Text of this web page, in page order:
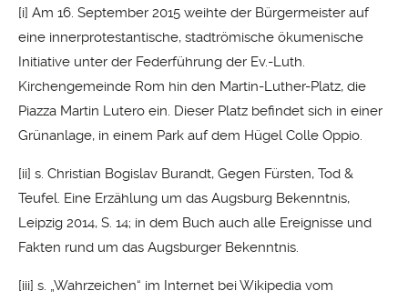
[i] Am 16. September 2015 weihte der Bürgermeister auf
eine innerprotestantische, stadtrömische ökumenische
Initiative unter der Federführung der Ev.-Luth.
Kirchengemeinde Rom hin den Martin-Luther-Platz, die
Piazza Martin Lutero ein. Dieser Platz befindet sich in einer
Grünanlage, in einem Park auf dem Hügel Colle Oppio.
[ii] s. Christian Bogislav Burandt, Gegen Fürsten, Tod &
Teufel. Eine Erzählung um das Augsburg Bekenntnis,
Leipzig 2014, S. 14; in dem Buch auch alle Ereignisse und
Fakten rund um das Augsburger Bekenntnis.
[iii] s. „Wahrzeichen“ im Internet bei Wikipedia vom